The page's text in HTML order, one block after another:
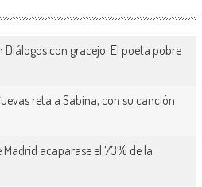
Diálogos con gracejo: El poeta pobre
reta a Sabina, con su canción
acaparase el 73% de la